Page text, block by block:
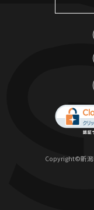
Copyright©新潟